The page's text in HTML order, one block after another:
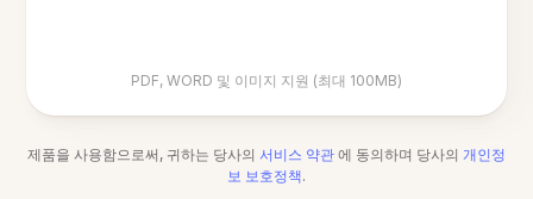
PDF, WORD 및 이미지 지원 (최대 100MB)
제품을 사용함으로써, 귀하는 당사의 서비스 약관 에 동의하며 당사의 개인정
보 보호정책.